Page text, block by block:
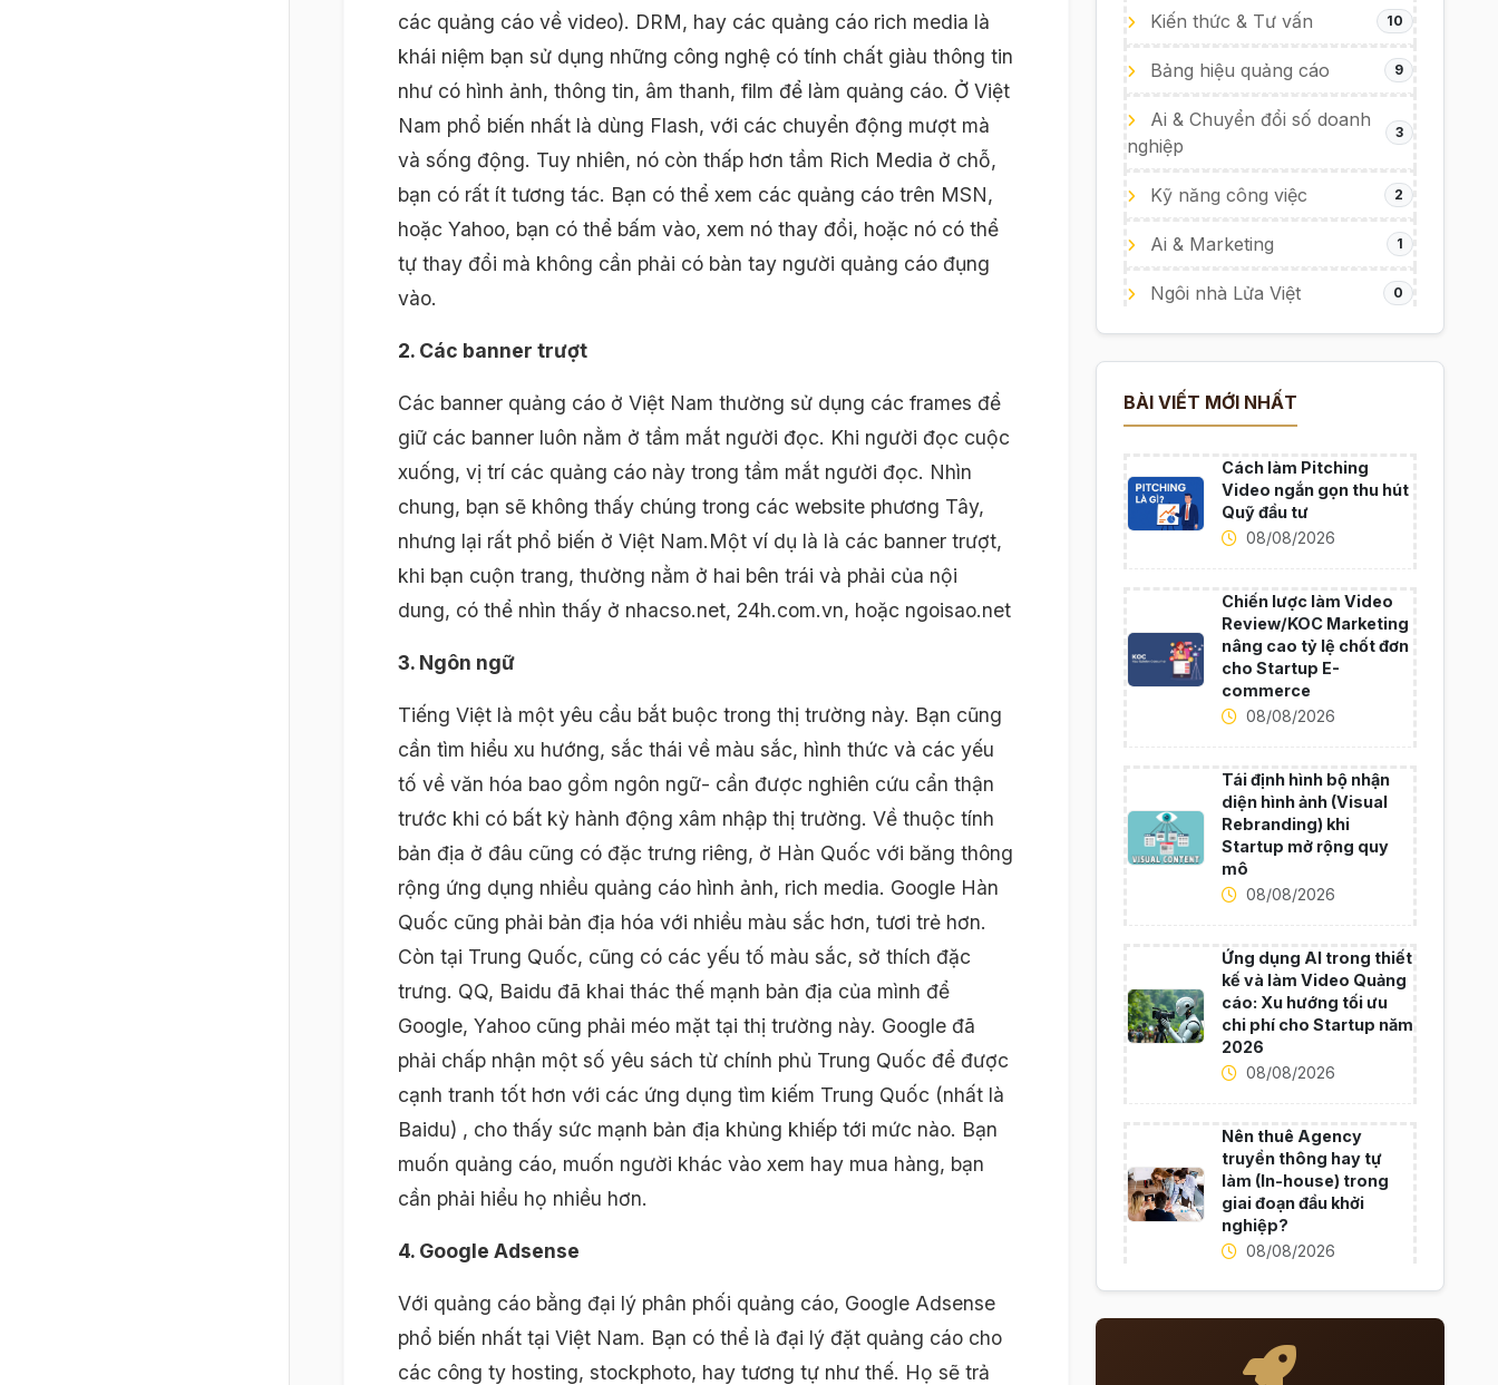
các quảng cáo về video). DRM, hay các quảng cáo rich media là
khái niệm bạn sử dụng những công nghệ có tính chất giàu thông tin
như có hình ảnh, thông tin, âm thanh, film để làm quảng cáo. Ở Việt
Nam phổ biến nhất là dùng Flash, với các chuyển động mượt mà
và sống động. Tuy nhiên, nó còn thấp hơn tầm Rich Media ở chỗ,
bạn có rất ít tương tác. Bạn có thể xem các quảng cáo trên MSN,
hoặc Yahoo, bạn có thể bấm vào, xem nó thay đổi, hoặc nó có thể
tự thay đổi mà không cần phải có bàn tay người quảng cáo đụng
vào.
2. Các banner trượt
Các banner quảng cáo ở Việt Nam thường sử dụng các frames để
giữ các banner luôn nằm ở tầm mắt người đọc. Khi người đọc cuộc
xuống, vị trí các quảng cáo này trong tầm mắt người đọc. Nhìn
chung, bạn sẽ không thấy chúng trong các website phương Tây,
nhưng lại rất phổ biến ở Việt Nam.Một ví dụ là là các banner trượt,
khi bạn cuộn trang, thường nằm ở hai bên trái và phải của nội
dung, có thể nhìn thấy ở nhacso.net, 24h.com.vn, hoặc ngoisao.net
3. Ngôn ngữ
Tiếng Việt là một yêu cầu bắt buộc trong thị trường này. Bạn cũng
cần tìm hiểu xu hướng, sắc thái về màu sắc, hình thức và các yếu
tố về văn hóa bao gồm ngôn ngữ- cần được nghiên cứu cẩn thận
trước khi có bất kỳ hành động xâm nhập thị trường. Về thuộc tính
bản địa ở đâu cũng có đặc trưng riêng, ở Hàn Quốc với băng thông
rộng ứng dụng nhiều quảng cáo hình ảnh, rich media. Google Hàn
Quốc cũng phải bản địa hóa với nhiều màu sắc hơn, tươi trẻ hơn.
Còn tại Trung Quốc, cũng có các yếu tố màu sắc, sở thích đặc
trưng. QQ, Baidu đã khai thác thế mạnh bản địa của mình để
Google, Yahoo cũng phải méo mặt tại thị trường này. Google đã
phải chấp nhận một số yêu sách từ chính phủ Trung Quốc để được
cạnh tranh tốt hơn với các ứng dụng tìm kiếm Trung Quốc (nhất là
Baidu) , cho thấy sức mạnh bản địa khủng khiếp tới mức nào. Bạn
muốn quảng cáo, muốn người khác vào xem hay mua hàng, bạn
cần phải hiểu họ nhiều hơn.
4. Google Adsense
Với quảng cáo bằng đại lý phân phối quảng cáo, Google Adsense
phổ biến nhất tại Việt Nam. Bạn có thể là đại lý đặt quảng cáo cho
các công ty hosting, stockphoto, hay tương tự như thế. Họ sẽ trả
Kiến thức & Tư vấn 10
Bảng hiệu quảng cáo 9
Ai & Chuyển đổi số doanh
nghiệp
3
Kỹ năng công việc 2
Ai & Marketing 1
Ngôi nhà Lửa Việt 0
BÀI VIẾT MỚI NHẤT
Cách làm Pitching
Video ngắn gọn thu hút
Quỹ đầu tư
08/08/2026
Chiến lược làm Video
Review/KOC Marketing
nâng cao tỷ lệ chốt đơn
cho Startup E-
commerce
08/08/2026
Tái định hình bộ nhận
diện hình ảnh (Visual
Rebranding) khi
Startup mở rộng quy
mô
08/08/2026
Ứng dụng AI trong thiết
kế và làm Video Quảng
cáo: Xu hướng tối ưu
chi phí cho Startup năm
2026
08/08/2026
Nên thuê Agency
truyền thông hay tự
làm (In-house) trong
giai đoạn đầu khởi
nghiệp?
08/08/2026